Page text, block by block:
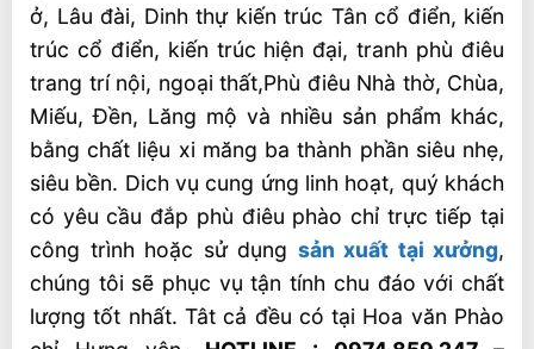
ở, Lâu đài, Dinh thự kiến trúc Tân cổ điển, kiến
trúc cổ điển, kiến trúc hiện đại, tranh phù điêu
trang trí nội, ngoại thất,Phù điêu Nhà thờ, Chùa,
Miếu, Đền, Lăng mộ và nhiều sản phẩm khác,
bằng chất liệu xi măng ba thành phần siêu nhẹ,
siêu bền. Dich vụ cung ứng linh hoạt, quý khách
có yêu cầu đắp phù điêu phào chỉ trực tiếp tại
công trình hoặc sử dụng sản xuất tại xưởng,
chúng tôi sẽ phục vụ tận tính chu đáo với chất
lượng tốt nhất. Tât cả đều có tại Hoa văn Phào